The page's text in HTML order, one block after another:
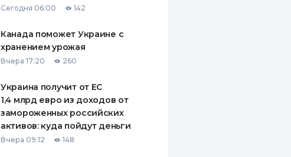
Сегодня 06:00 142
Канада поможет Украине с
хранением урожая
Вчера 17:20 260
Украина получит от ЕС
1,4 млрд евро из доходов от
замороженных российских
активов: куда пойдут деньги
Вчера 09:12 148